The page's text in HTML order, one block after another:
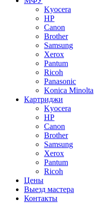
Kyocera
HP
Canon
Brother
Samsung
Xerox
Pantum
Ricoh
Panasonic
Konica Minolta
Картриджи
Kyocera
HP
Canon
Brother
Samsung
Xerox
Pantum
Ricoh
Цены
Выезд мастера
Контакты